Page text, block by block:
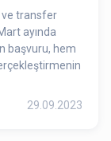
ve transfer
ayında
başvuru, hem
29.09.2023